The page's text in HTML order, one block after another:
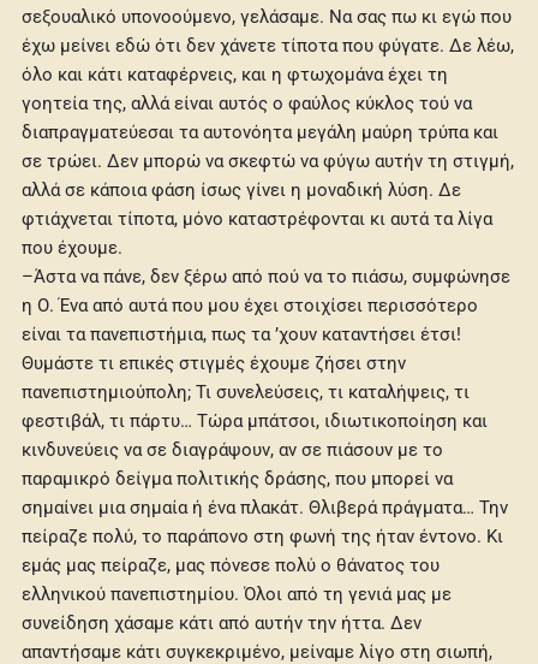
σεξουαλικό υπονοούμενο, γελάσαμε. Να σας πω κι εγώ που
έχω μείνει εδώ ότι δεν χάνετε τίποτα που φύγατε. Δε λέω,
όλο και κάτι καταφέρνεις, και η φτωχομάνα έχει τη
γοητεία της, αλλά είναι αυτός ο φαύλος κύκλος τού να
διαπραγματεύεσαι τα αυτονόητα μεγάλη μαύρη τρύπα και
σε τρώει. Δεν μπορώ να σκεφτώ να φύγω αυτήν τη στιγμή,
αλλά σε κάποια φάση ίσως γίνει η μοναδική λύση. Δε
φτιάχνεται τίποτα, μόνο καταστρέφονται κι αυτά τα λίγα
που έχουμε.
–Άστα να πάνε, δεν ξέρω από πού να το πιάσω, συμφώνησε
η Ο. Ένα από αυτά που μου έχει στοιχίσει περισσότερο
είναι τα πανεπιστήμια, πως τα ’χουν καταντήσει έτσι!
Θυμάστε τι επικές στιγμές έχουμε ζήσει στην
πανεπιστημιούπολη; Τι συνελεύσεις, τι καταλήψεις, τι
φεστιβάλ, τι πάρτυ… Τώρα μπάτσοι, ιδιωτικοποίηση και
κινδυνεύεις να σε διαγράψουν, αν σε πιάσουν με το
παραμικρό δείγμα πολιτικής δράσης, που μπορεί να
σημαίνει μια σημαία ή ένα πλακάτ. Θλιβερά πράγματα… Την
πείραζε πολύ, το παράπονο στη φωνή της ήταν έντονο. Κι
εμάς μας πείραζε, μας πόνεσε πολύ ο θάνατος του
ελληνικού πανεπιστημίου. Όλοι από τη γενιά μας με
συνείδηση χάσαμε κάτι από αυτήν την ήττα. Δεν
απαντήσαμε κάτι συγκεκριμένο, μείναμε λίγο στη σιωπή,